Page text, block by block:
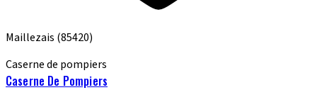
Maillezais (85420)
Caserne de pompiers
Caserne De Pompiers